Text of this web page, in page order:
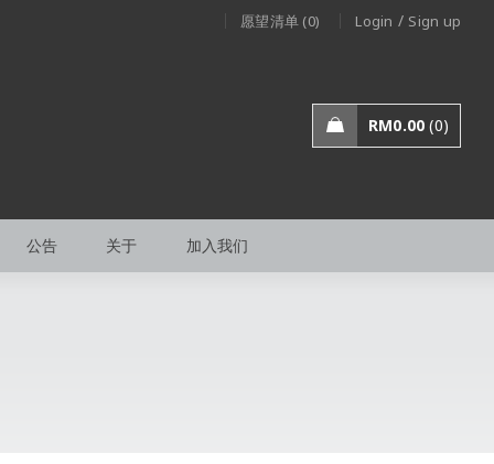
愿望清单 (0) Login / Sign up
RM0.00 0
公告 关于 加入我们